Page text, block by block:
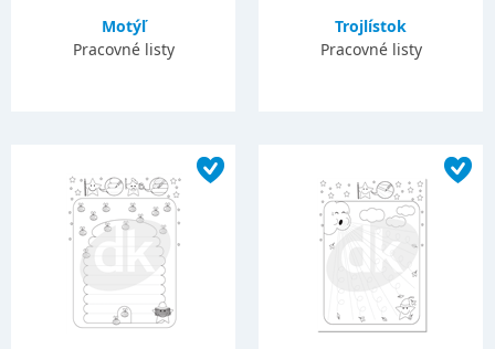
Motýľ
Pracovné listy
Trojlístok
Pracovné listy